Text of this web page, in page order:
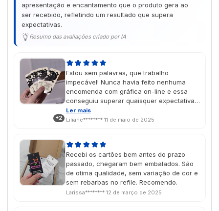
apresentação e encantamento que o produto gera ao
ser recebido, refletindo um resultado que supera
expectativas.
Resumo das avaliações criado por IA
+2
Estou sem palavras, que trabalho
impecável! Nunca havia feito nenhuma
encomenda com gráfica on-line e essa
conseguiu superar quaisquer expectativas
que eu tivesse, com certeza irei
encomendar mais produtos no futuro As
um charme muito especial! É um presente
de dia das mães e chegou na data
perfeita, super aprovado porque ela amou
🥹💖
Ler mais
Liliane******** 11 de maio de 2025
Recebi os cartões bem antes do prazo
passado, chegaram bem embalados. São
de otima qualidade, sem variação de cor e
sem rebarbas no refile. Recomendo.
Larissa******** 12 de março de 2025